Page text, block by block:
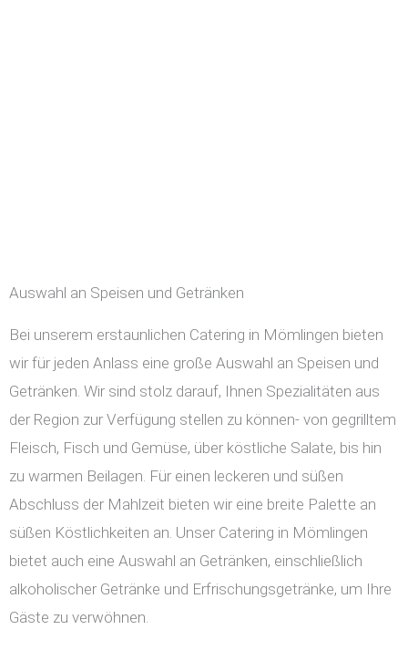
Auswahl an Speisen und Getränken
Bei unserem erstaunlichen Catering in Mömlingen bieten
wir für jeden Anlass eine große Auswahl an Speisen und
Getränken. Wir sind stolz darauf, Ihnen Spezialitäten aus
der Region zur Verfügung stellen zu können- von gegrilltem
Fleisch, Fisch und Gemüse, über köstliche Salate, bis hin
zu warmen Beilagen. Für einen leckeren und süßen
Abschluss der Mahlzeit bieten wir eine breite Palette an
süßen Köstlichkeiten an. Unser Catering in Mömlingen
bietet auch eine Auswahl an Getränken, einschließlich
alkoholischer Getränke und Erfrischungsgetränke, um Ihre
Gäste zu verwöhnen.